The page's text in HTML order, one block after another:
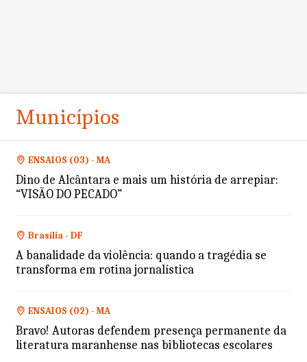
Municípios
ENSAIOS (03) - MA
Dino de Alcântara e mais um história de arrepiar:
“VISÃO DO PECADO”
Brasília - DF
A banalidade da violência: quando a tragédia se
transforma em rotina jornalística
ENSAIOS (02) - MA
Bravo! Autoras defendem presença permanente da
literatura maranhense nas bibliotecas escolares